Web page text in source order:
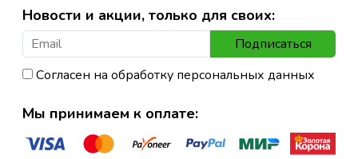
Новости и акции, только для своих:
Подписаться
Согласен на обработку персональных данных
Мы принимаем к оплате: